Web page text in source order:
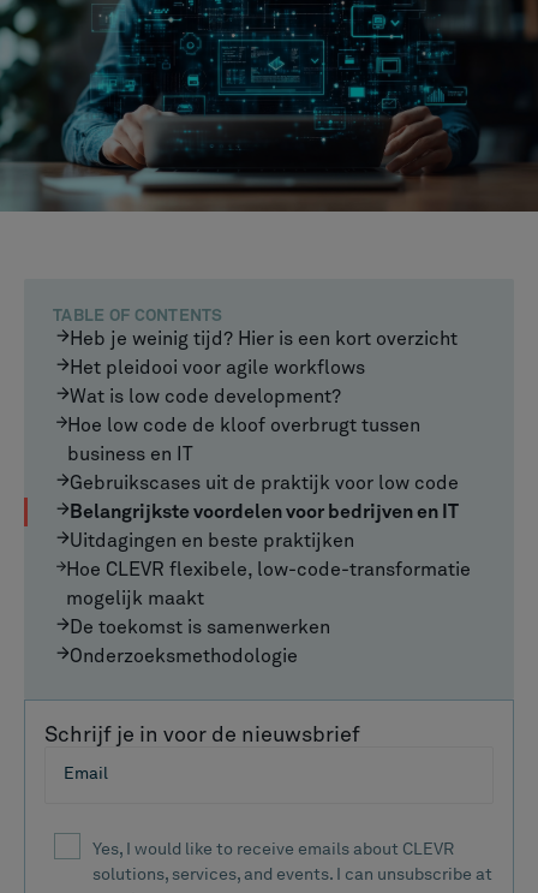
TABLE OF CONTENTS
Heb je weinig tijd? Hier is een kort overzicht
Het pleidooi voor agile workflows
Wat is low code development?
Hoe low code de kloof overbrugt tussen
business en IT
Gebruikscases uit de praktijk voor low code
Belangrijkste voordelen voor bedrijven en IT
Uitdagingen en beste praktijken
Hoe CLEVR flexibele, low-code-transformatie
mogelijk maakt
De toekomst is samenwerken
Onderzoeksmethodologie
Schrijf je in voor de nieuwsbrief